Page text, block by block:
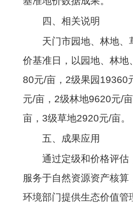
四、相关说明
天门市园地、林地
价基准日，以园地、林
80元/亩，2级果园19360
元/亩，2级林地9620元/
亩，3级草地2920元/亩。
五、成果应用
通过定级和价格评估
服务于自然资源资产核
环境部门提供生态价值管